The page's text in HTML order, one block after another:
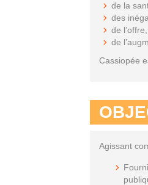
de la
des
de
de
Cassiopée
Agissant